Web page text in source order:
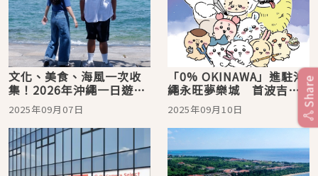
文化、美食、海風一次收
集！2026年沖繩一日遊夏
季散策行程推薦
2025年09月07日
「0% OKINAWA」進駐沖
繩永旺夢樂城 首波吉伊
卡哇快閃店亮相
2025年09月10日
Share